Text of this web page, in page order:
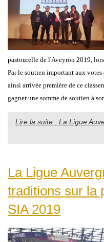
pastourelle de l'Aveyron 2019,
Par le soutien important aux votes
ainsi arrivée première de ce
gagner une somme de soutien à
Lire la suite : La Ligue
La Ligue
traditions sur la
SIA 2019